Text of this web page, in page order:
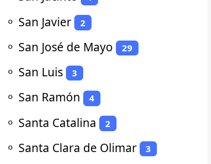
⚬ San Javier 2
⚬ San José de Mayo 29
⚬ San Luis 3
⚬ San Ramón 4
⚬ Santa Catalina 2
⚬ Santa Clara de Olimar 3